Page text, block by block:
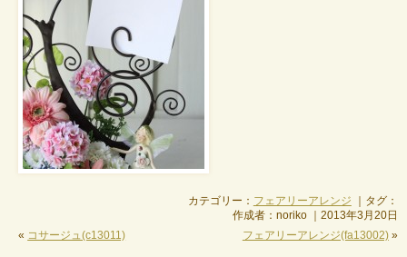
カテゴリー： フェアリーアレンジ ｜タグ：
作成者：noriko ｜2013年3月20日
« コサージュ(c13011) フェアリーアレンジ(fa13002)»